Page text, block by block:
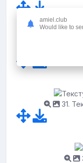
31.
amiel.club
Would like to